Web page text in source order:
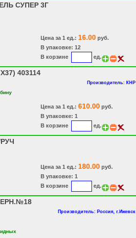
СУПЕР 3Г
Цена за 1 ед.: 16.00руб.
В упаковке: 12
В корзине
ед.
403114
Производитель: КНР
Цена за 1 ед.: 610.00руб.
В упаковке: 1
В корзине
ед.
Цена за 1 ед.: 180.00руб.
В упаковке: 1
В корзине
ед.
Производитель: Россия, г.Ижевск